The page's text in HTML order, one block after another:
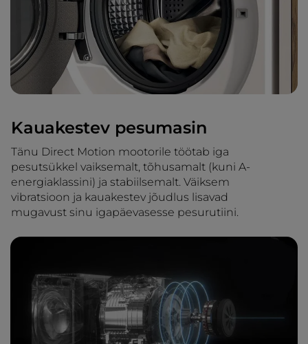
Kauakestev pesumasin
Tänu Direct Motion mootorile töötab iga
pesutsükkel vaiksemalt, tõhusamalt (kuni A-
energiaklassini) ja stabiilsemalt. Väiksem
vibratsioon ja kauakestev jõudlus lisavad
mugavust sinu igapäevasesse pesurutiini.